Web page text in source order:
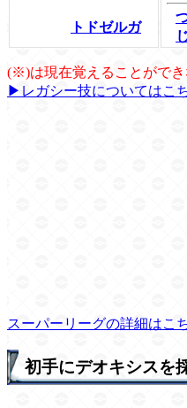
トドゼルガ
(※)は現在覚えることができ
▶レガシー技についてはこ
スーパーリーグの詳細はこ
初手にデオキシスを